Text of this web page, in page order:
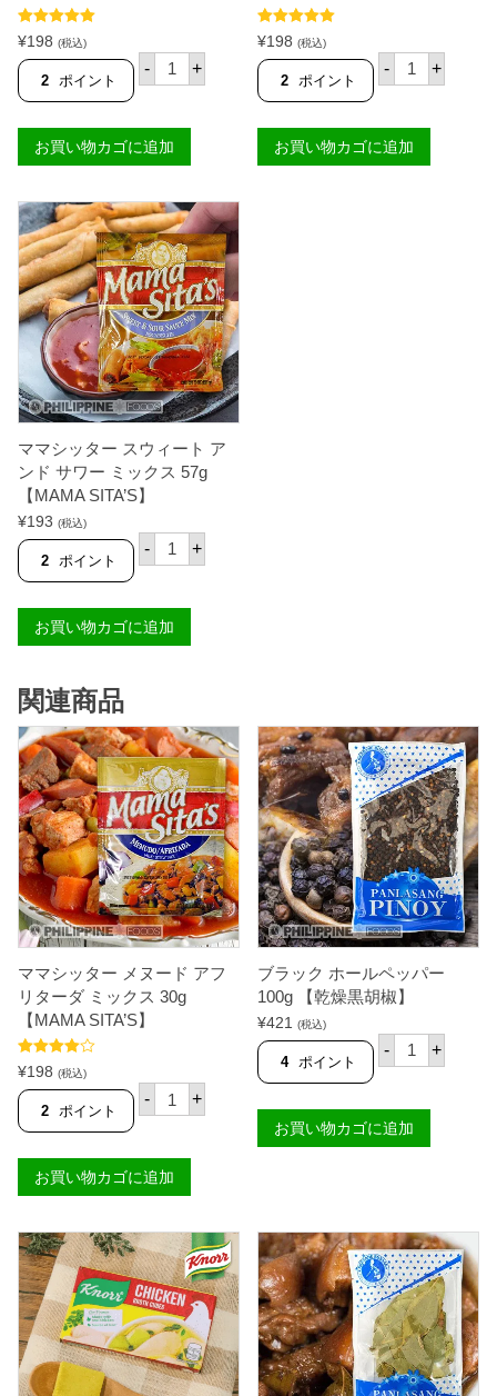
'
】
5段階中5.00
の評価
¥198 (税込)
2 ポイント
- マ
マ
タ
ー
カ
ン
パ
ン
ガ
ン
シ
シ
ッ
グ
ミ
ッ
ク
ス
0
g
M
T
A
'
+
お買い物カゴに追加
5段階中5.00
の評価
¥198 (税込)
2 ポイント
- マ
マ
タ
ー
ル
+
お買い物カゴに追加
ママシッター スウィート ア
ンド サワー ミックス 57g
【MAMA SITA’S】
¥193 (税込)
2 ポイント
- マ
マ
タ
ー
ス
ア
ン
ド
サ
ワ
ー
ミ
ッ
ク
ス
5
7
g
A
】
個
+
お買い物カゴに追加
関連商品
ママシッター メヌード アフ
リターダ ミックス 30g
【MAMA SITA’S】
5段階中
4.67 の評価
¥198 (税込)
2 ポイント
- マ
マ
タ
ー
メ
ー
ド
ア
フ
リ
タ
ー
ダ
ミ
+
お買い物カゴに追加
ブラック ホールペッパー
100g 【乾燥黒胡椒】
¥421 (税込)
4 ポイント
- ブ
ラ
ホ
ー
ル
1
0
0
g
【
乾
燥
黒
胡
+
お買い物カゴに追加